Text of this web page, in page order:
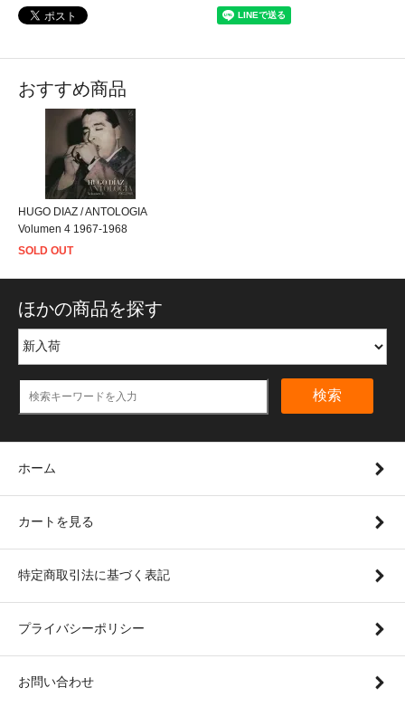
おすすめ商品
HUGO DIAZ / ANTOLOGIA
Volumen 4 1967-1968
SOLD OUT
ほかの商品を探す
検索
ホーム
カートを見る
特定商取引法に基づく表記
プライバシーポリシー
お問い合わせ